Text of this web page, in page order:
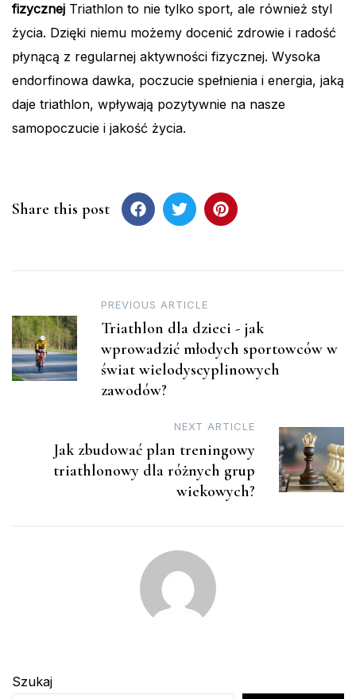
fizycznej Triathlon to nie tylko sport, ale również styl
życia. Dzięki niemu możemy docenić zdrowie i radość
płynącą z regularnej aktywności fizycznej. Wysoka
endorfinowa dawka, poczucie spełnienia i energia, jaką
daje triathlon, wpływają pozytywnie na nasze
samopoczucie i jakość życia.
Share this post
navigation
PREVIOUS ARTICLE
Triathlon dla dzieci - jak
wprowadzić młodych sportowców w
świat wielodyscyplinowych
zawodów?
NEXT ARTICLE
Jak zbudować plan treningowy
triathlonowy dla różnych grup
wiekowych?
Szukaj